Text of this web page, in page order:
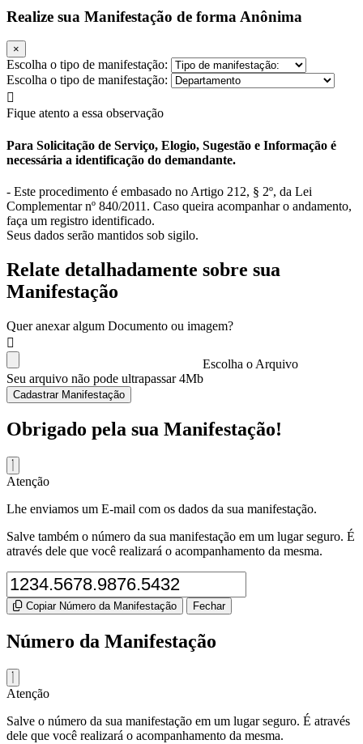
Realize sua Manifestação de forma Anônima
×
Escolha o tipo de manifestação:
Escolha o tipo de manifestação:
Fique atento a essa observação
Para Solicitação de Serviço, Elogio, Sugestão e Informação é
necessária a identificação do demandante.
- Este procedimento é embasado no Artigo 212, § 2º, da Lei
Complementar nº 840/2011. Caso queira acompanhar o andamento,
faça um registro identificado.
Seus dados serão mantidos sob sigilo.
Relate detalhadamente sobre sua
Manifestação
Quer anexar algum Documento ou imagem?
Escolha o Arquivo
Seu arquivo não pode ultrapassar 4Mb
Cadastrar Manifestação
Obrigado pela sua Manifestação!
Atenção
Lhe enviamos um E-mail com os dados da sua manifestação.
Salve também o número da sua manifestação em um lugar seguro. É
através dele que você realizará o acompanhamento da mesma.
Copiar Número da Manifestação Fechar
Número da Manifestação
Atenção
Salve o número da sua manifestação em um lugar seguro. É através
dele que você realizará o acompanhamento da mesma.